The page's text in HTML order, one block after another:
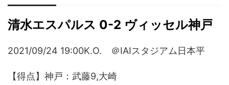
清水エスパルス 0-2 ヴィッセル神戸
2021/09/24 19:00K.O. ＠IAIスタジアム日本平
【得点】神戸：武藤9,大崎